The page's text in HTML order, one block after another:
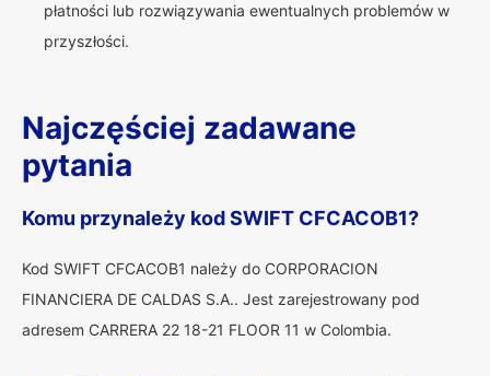
płatności lub rozwiązywania ewentualnych problemów w
przyszłości.
Najczęściej zadawane
pytania
Komu przynależy kod SWIFT CFCACOB1?
Kod SWIFT CFCACOB1 należy do CORPORACION
FINANCIERA DE CALDAS S.A.. Jest zarejestrowany pod
adresem CARRERA 22 18-21 FLOOR 11 w Colombia.